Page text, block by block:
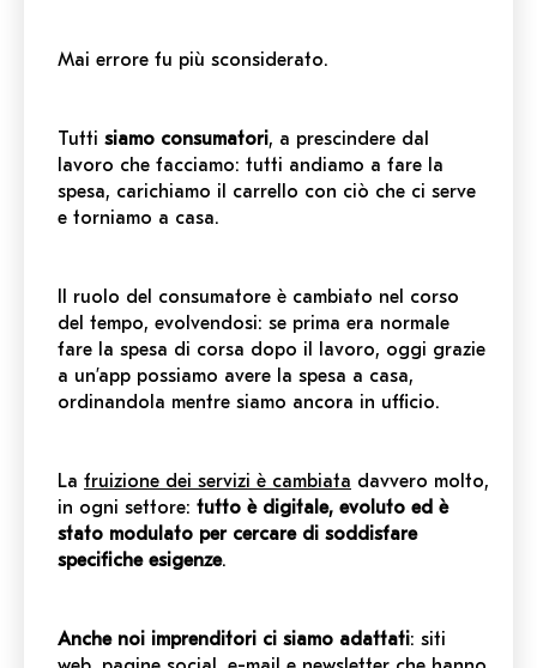
Mai errore fu più sconsiderato.
Tutti siamo consumatori, a prescindere dal
lavoro che facciamo: tutti andiamo a fare la
spesa, carichiamo il carrello con ciò che ci serve
e torniamo a casa.
Il ruolo del consumatore è cambiato nel corso
del tempo, evolvendosi: se prima era normale
fare la spesa di corsa dopo il lavoro, oggi grazie
a un’app possiamo avere la spesa a casa,
ordinandola mentre siamo ancora in ufficio.
La fruizione dei servizi è cambiata davvero molto,
in ogni settore: tutto è digitale, evoluto ed è
stato modulato per cercare di soddisfare
specifiche esigenze.
Anche noi imprenditori ci siamo adattati: siti